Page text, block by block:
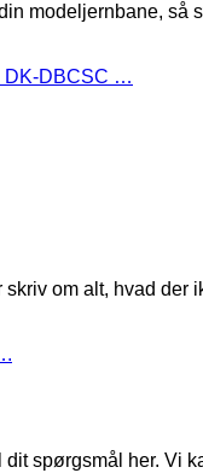
modeljernbane, så
DK-DBCSC …
om alt, hvad der
dit spørgsmål her.